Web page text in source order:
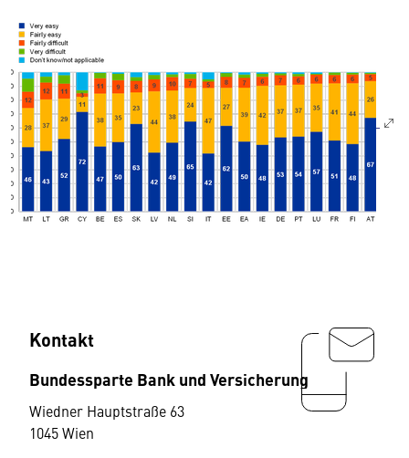
Kontakt
Bundessparte Bank und Versicherung
Wiedner Hauptstraße 63
1045 Wien